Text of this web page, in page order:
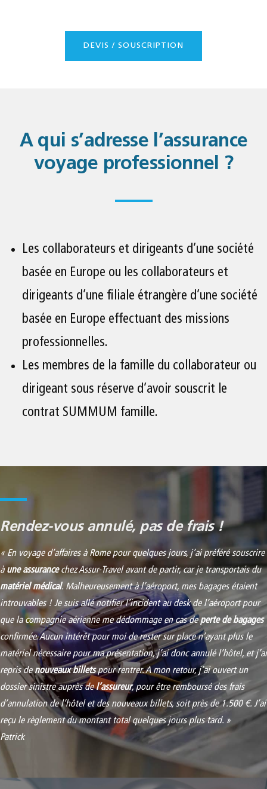
DEVIS / SOUSCRIPTION
A qui s’adresse l’assurance
voyage professionnel ?
Les collaborateurs et dirigeants d’une société
basée en Europe ou les collaborateurs et
dirigeants d’une filiale étrangère d’une société
basée en Europe effectuant des missions
professionnelles.
Les membres de la famille du collaborateur ou
dirigeant sous réserve d’avoir souscrit le
contrat SUMMUM famille.
Rendez-vous annulé, pas de frais !
« En voyage d’affaires à Rome pour quelques jours, j’ai préféré souscrire
à une assurancechez Assur-Travel avant de partir, car je transportais du
matériel médical. Malheureusement à l’aéroport, mes bagages étaient
introuvables ! Je suis allé notifier l’incident au desk de l’aéroport pour
que la compagnie aérienne me dédommage en cas deperte de bagages
confirmée. Aucun intérêt pour moi de rester sur place n’ayant plus le
matériel nécessaire pour ma présentation, j’ai donc annulé l’hôtel, et j’ai
repris denouveaux billetspour rentrer. A mon retour, j’ai ouvert un
dossier sinistre auprès del’assureur, pour être remboursé des frais
d’annulation de l’hôtel et des nouveaux billets, soit près de 1.500 €. J’ai
reçu le règlement du montant total quelques jours plus tard. »
Patrick